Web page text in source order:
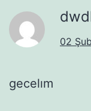
02
gecelım